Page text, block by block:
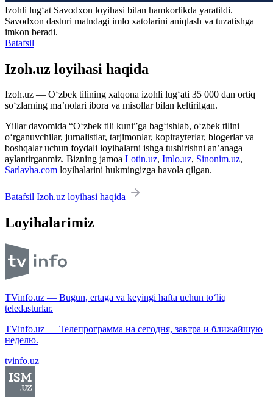
Izohli lugʻat Savodxon loyihasi bilan hamkorlikda yaratildi.
Savodxon dasturi matndagi imlo xatolarini aniqlash va tuzatishga
imkon beradi.
Batafsil
Izoh.uz loyihasi haqida
Izoh.uz — O‘zbek tilining xalqona izohli lug‘ati 35 000 dan ortiq
so‘zlarning ma’nolari ibora va misollar bilan keltirilgan.
Yillar davomida “O‘zbek tili kuni”ga bag‘ishlab, o‘zbek tilini
o‘rganuvchilar, jurnalistlar, tarjimonlar, kopirayterlar, blogerlar va
boshqalar uchun foydali loyihalarni ishga tushirishni an’anaga
aylantirganmiz. Bizning jamoa Lotin.uz, Imlo.uz, Sinonim.uz,
Sarlavha.com loyihalarini hukmingizga havola qilgan.
Batafsil Izoh.uz loyihasi haqida
Loyihalarimiz
TVinfo.uz — Bugun, ertaga va keyingi hafta uchun to‘liq
teledasturlar.
TVinfo.uz — Телепрограмма на сегодня, завтра и ближайшую
неделю.
tvinfo.uz